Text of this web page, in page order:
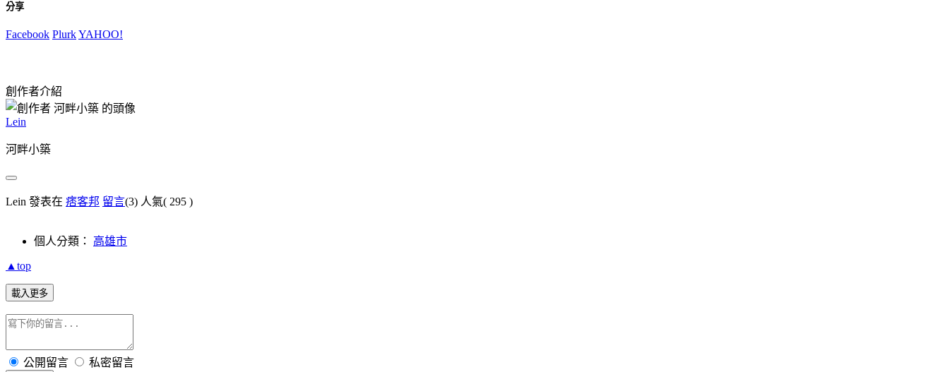
分享
Facebook PlurkYAHOO!
創作者介紹
Lein
河畔小築
Lein 發表在 痞客邦 留言(3) 人氣( 295 )
個人分類： 高雄市
▲top
載入更多
公開留言 私密留言